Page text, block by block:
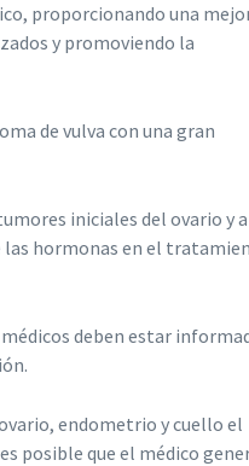
proporcionando una
y promoviendo la
de vulva con una gran
iniciales del ovario y
las hormonas en el
deben estar
endometrio y cuello el
posible que el médico